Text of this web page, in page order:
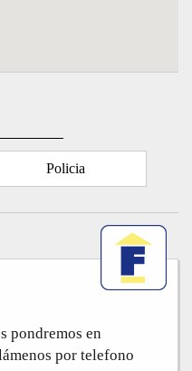
Policia
pondremos en
por telefono